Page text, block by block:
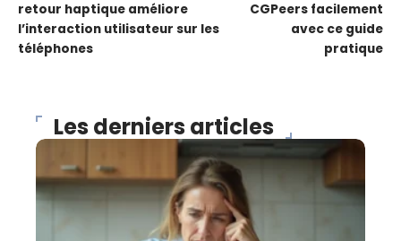
retour haptique améliore
l’interaction utilisateur sur les
téléphones
CGPeers facilement
avec ce guide
pratique
Les derniers articles